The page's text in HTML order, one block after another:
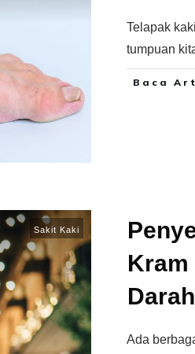
Telapak
tumpuan
Baca
Sakit Kaki
Kram
Darah
Ada